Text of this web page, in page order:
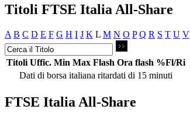
Titoli FTSE Italia All-Share
A B C D E F G H I J K L M N O P Q R S T U V
Titoli Uffic. Min Max Flash Ora flash %Fl/Ri
Dati di borsa italiana ritardati di 15 minuti
FTSE Italia All-Share